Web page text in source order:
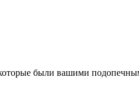
были вашими